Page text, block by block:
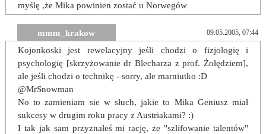
myślę ,że Mika powinien zostać u Norwegów
mmm_krakow 09.05.2005, 07:44
Kojonkoski jest rewelacyjny jeśli chodzi o fizjologię i
psychologię [skrzyżowanie dr Blecharza z prof. Żołędziem],
ale jeśli chodzi o technikę - sorry, ale marniutko :D
@MrSnowman
No to zamieniam sie w słuch, jakie to Mika Geniusz miał
sukcesy w drugim roku pracy z Austriakami? :)
I tak jak sam przyznałeś mi rację, że "szlifowanie talentów"